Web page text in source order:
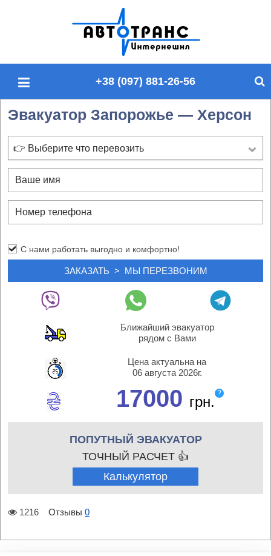
п
о
й
у
+38 (097) 881-26-56
Эвакуатор Запорожье — Херсон
👉 Выберите что перевозить
С нами работать выгодно и комфортно!
Ближайший эвакуатор
рядом с Вами
Цена актуальна на
06 августа 2026г.
17000 грн.
?
ПОПУТНЫЙ ЭВАКУАТОР
ТОЧНЫЙ РАСЧЕТ 👍
Калькулятор
1216 Отзывы 0